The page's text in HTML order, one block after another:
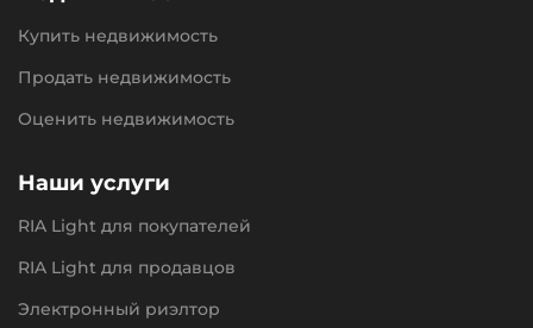
Купить недвижимость
Продать недвижимость
Оценить недвижимость
Наши услуги
RIA Light для покупателей
RIA Light для продавцов
Электронный риэлтор